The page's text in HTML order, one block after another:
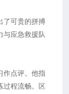
可贵的拼搏
与应急救援队
点评。他指
过程流畅。区